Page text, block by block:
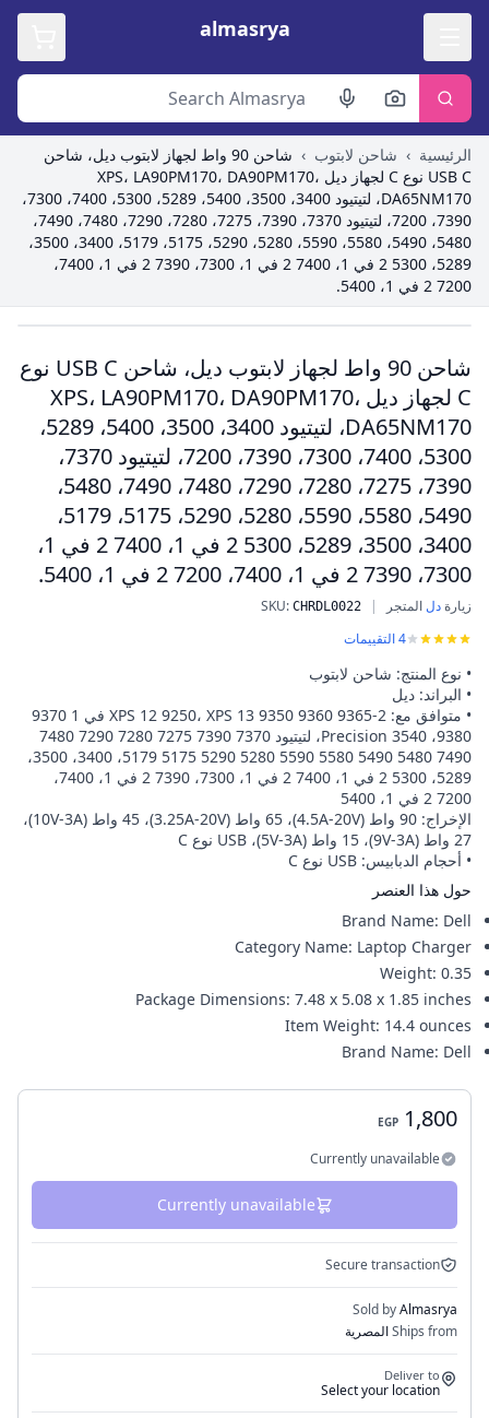
almasrya
الرئيسية › شاحن لابتوب ›
شاحن 90 واط لجهاز لابتوب ديل، شاحن
USB C نوع C لجهاز ديل XPS، LA90PM170، DA90PM170،
DA65NM170، لتيتيود 3400، 3500، 5400، 5289، 5300، 7400، 7300،
7390، 7200، لتيتيود 7370، 7390، 7275، 7280، 7290، 7480، 7490،
5480، 5490، 5580، 5590، 5280، 5290، 5175، 5179، 3400، 3500،
5289، 5300 2 في 1، 7400 2 في 1، 7300، 7390 2 في 1، 7400،
7200 2 في 1، 5400.
شاحن 90 واط لجهاز لابتوب ديل، شاحن USB C نوع
C لجهاز ديل XPS، LA90PM170، DA90PM170،
DA65NM170، لتيتيود 3400، 3500، 5400، 5289،
5300، 7400، 7300، 7390، 7200، لتيتيود 7370،
7390، 7275، 7280، 7290، 7480، 7490، 5480،
5490، 5580، 5590، 5280، 5290، 5175، 5179،
3400، 3500، 5289، 5300 2 في 1، 7400 2 في 1،
7300، 7390 2 في 1، 7400، 7200 2 في 1، 5400.
شاحن 90 واط لجهاز لابتوب ديل، شاحن USB C نوع C لجهاز ديل XPS، LA90PM170، DA90PM170، DA65NM170، لتيتيود 3400، 3500، 5400، 5289، 5300، 7400، 7300، 7390، 7200، لتيتيود 7370، 7390، 7275، 7280، 7290، 7480، 7490، 5480، 5490، 5580، 5590، 5280، 5290، 5175، 5179، 3400، 3500، 5289، 5300 2 في 1، 7400 2 في 1، 7300، 7390 2 في 1، 7400، 7200 2 في 1، 5400.
زيارةدلالمتجر |
SKU: CHRDL0022
4التقييمات
• نوع المنتج: شاحن لابتوب
• البراند: ديل
• متوافق مع: XPS 12 9250، XPS 13 9350 9360 9365-2 في 1 9370
9380، Precision 3540، لتيتيود 7370 7390 7275 7280 7290 7480
7490 5480 5490 5580 5590 5280 5290 5175 5179، 3400، 3500،
5289، 5300 2 في 1، 7400 2 في 1، 7300، 7390 2 في 1، 7400،
7200 2 في 1، 5400
الإخراج: 90 واط (4.5A-20V)، 65 واط (3.25A-20V)، 45 واط (10V-3A)،
27 واط (9V-3A)، 15 واط (5V-3A)، USB نوع C
• أحجام الدبابيس: USB نوع C
حول هذا العنصر
Brand Name: Dell
Category Name: Laptop Charger
Weight: 0.35
Package Dimensions: 7.48 x 5.08 x 1.85 inches
Item Weight: 14.4 ounces
Brand Name: Dell
1,800
EGP
Currently unavailable
Currently unavailable
Secure transaction
Sold byAlmasrya
Ships fromالمصرية
Deliver to
Select your location